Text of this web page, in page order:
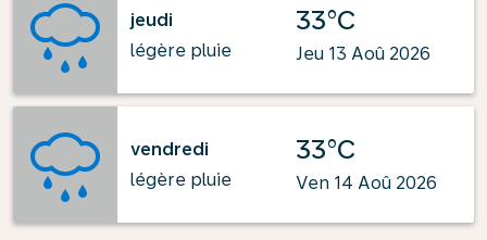
jeudi
légère pluie
33°C
Jeu 13 Aoû 2026
vendredi
légère pluie
33°C
Ven 14 Aoû 2026